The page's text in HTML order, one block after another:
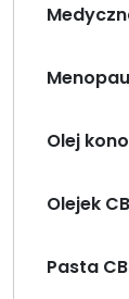
Olej
Olejek
Pasta